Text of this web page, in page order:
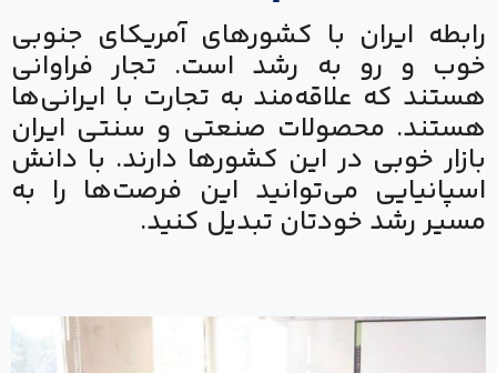
رابطه ایران با کشورهای آمریکای جنوبی
خوب و رو به رشد است. تجار فراوانی
هستند که علاقه‌مند به تجارت با ایرانی‌ها
هستند. محصولات صنعتی و سنتی ایران
بازار خوبی در این کشورها دارند. با دانش
اسپانیایی می‌توانید این فرصت‌ها را به
مسیر رشد خودتان تبدیل کنید.